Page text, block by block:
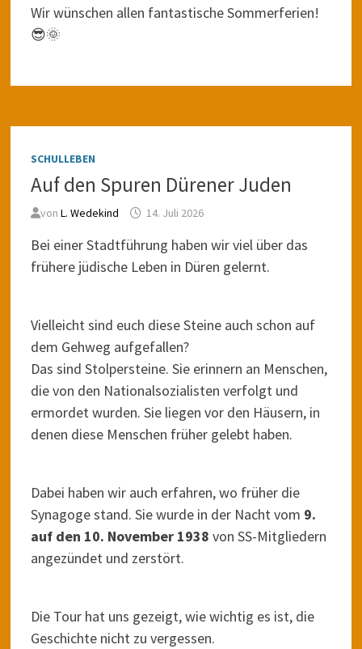
Wir wünschen allen fantastische Sommerferien!
😎🌞
SCHULLEBEN
Auf den Spuren Dürener Juden
von L. Wedekind 14. Juli 2026
Bei einer Stadtführung haben wir viel über das
frühere jüdische Leben in Düren gelernt.
Vielleicht sind euch diese Steine auch schon auf
dem Gehweg aufgefallen?
Das sind Stolpersteine. Sie erinnern an Menschen,
die von den Nationalsozialisten verfolgt und
ermordet wurden. Sie liegen vor den Häusern, in
denen diese Menschen früher gelebt haben.
Dabei haben wir auch erfahren, wo früher die
Synagoge stand. Sie wurde in der Nacht vom 9.
auf den 10. November 1938 von SS-Mitgliedern
angezündet und zerstört.
Die Tour hat uns gezeigt, wie wichtig es ist, die
Geschichte nicht zu vergessen.